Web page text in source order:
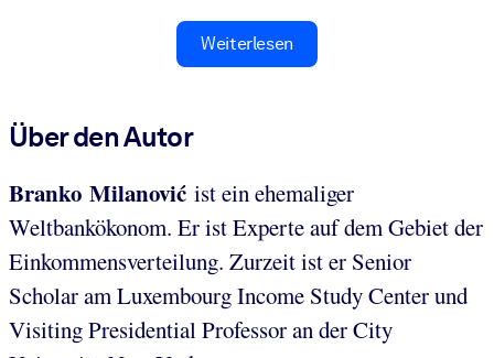
Weiterlesen
Über den Autor
Branko Milanović ist ein ehemaliger
Weltbankökonom. Erist Experte auf dem Gebiet der
Einkommensverteilung. Zurzeit ist er Senior
Scholar am Luxembourg Income Study Center und
Visiting Presidential Professor an der City